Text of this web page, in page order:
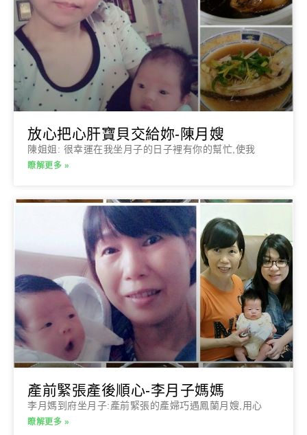
放心把心肝寶貝交給妳-陳月嫂
陳姐姐: 很幸運在我坐月子的日子裡有你的幫忙,使我
瞭解更多 »
產前緊張產後順心-李月子媽媽
李月媽到府坐月子:產前緊張的產婦巧遇鳳蘭月嫂,用心
瞭解更多 »